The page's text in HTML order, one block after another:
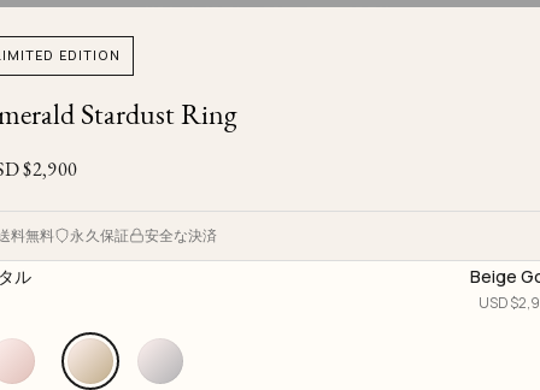
Bracelets
New Arrivals
One of One
Limited Edition
Herbarium
Calyx
Brut
Plates
Ojyu Boxes
Lights
Objects
Chronicles
Custom-blended Metal
Resizing & Repairs
Limited Lifetime Warranty
EDITION
Stardust Ring
$2,900
料無料 永久保証 安全な決済
ル Beige
USD $